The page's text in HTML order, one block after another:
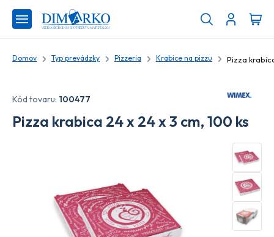
Domov Typ prevádzky Pizzeria Krabice na pizzu Pizza
Pizza krabica 24 x 24 x 3 cm, 100 ks
Kód tovaru: 100477